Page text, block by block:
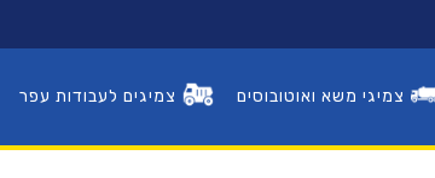
צמיגי משא ואוטובוסים צמיגים לעבודות עפר